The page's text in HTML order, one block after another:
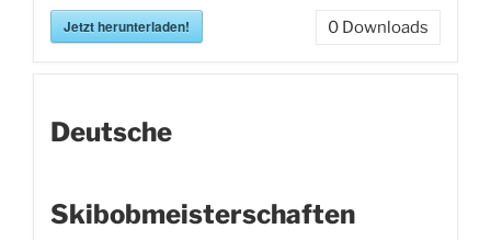
Jetzt herunterladen! 0 Downloads
Deutsche
Skibobmeisterschaften